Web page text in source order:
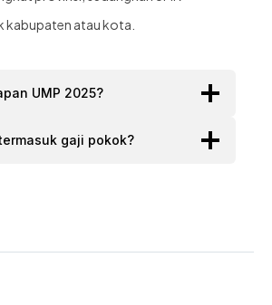
kabupaten atau kota.
UMP 2025?
gaji pokok?